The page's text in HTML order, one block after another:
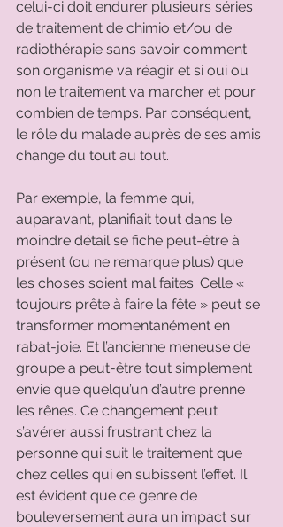
celui-ci doit endurer plusieurs séries
de traitement de chimio et/ou de
radiothérapie sans savoir comment
son organisme va réagir et si oui ou
non le traitement va marcher et pour
combien de temps. Par conséquent,
le rôle du malade auprès de ses amis
change du tout au tout.
Par exemple, la femme qui,
auparavant, planifiait tout dans le
moindre détail se fiche peut-être à
présent (ou ne remarque plus) que
les choses soient mal faites. Celle «
toujours prête à faire la fête » peut se
transformer momentanément en
rabat-joie. Et l’ancienne meneuse de
groupe a peut-être tout simplement
envie que quelqu’un d’autre prenne
les rênes. Ce changement peut
s’avérer aussi frustrant chez la
personne qui suit le traitement que
chez celles qui en subissent l’effet. Il
est évident que ce genre de
bouleversement aura un impact sur